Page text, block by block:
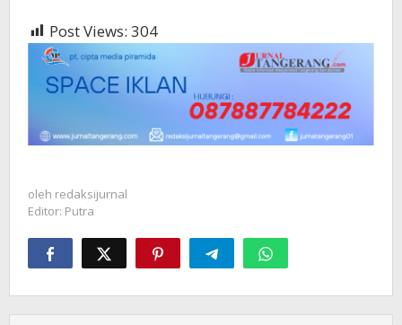
Post Views: 304
oleh redaksijurnal
Editor: Putra